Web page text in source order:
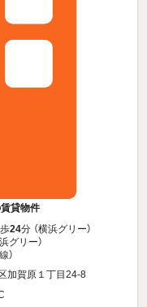
貸物件
24分 （横浜グリー）
グリー）
）
加賀原１丁目24-8